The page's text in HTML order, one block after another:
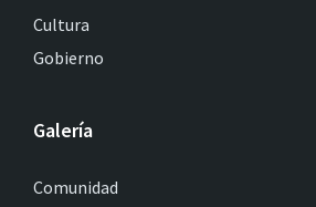
Cultura
Gobierno
Galería
Comunidad